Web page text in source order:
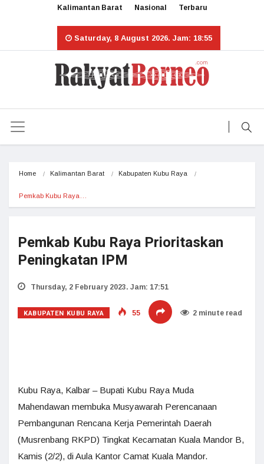
Kalimantan Barat Nasional Terbaru
Saturday, 8 August 2026. Jam: 18:55
Home Kalimantan Barat Kabupaten Kubu Raya
Pemkab Kubu Raya…
Pemkab Kubu Raya Prioritaskan
Peningkatan IPM
Thursday, 2 February 2023. Jam: 17:51
KABUPATEN KUBU RAYA 55 2 minute read
Kubu Raya, Kalbar – Bupati Kubu Raya Muda
Mahendawan membuka Musyawarah Perencanaan
Pembangunan Rencana Kerja Pemerintah Daerah
(Musrenbang RKPD) Tingkat Kecamatan Kuala Mandor B,
Kamis (2/2), di Aula Kantor Camat Kuala Mandor.